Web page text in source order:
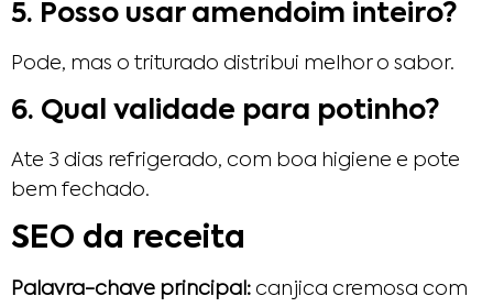
5. Posso usar amendoim inteiro?
Pode, mas o triturado distribui melhor o sabor.
6. Qual validade para potinho?
Ate 3 dias refrigerado, com boa higiene e pote
bem fechado.
SEO da receita
Palavra-chave principal: canjica cremosa com